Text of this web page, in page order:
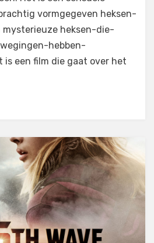
vormgegeven heksen-
mysterieuze heksen-die-
hebben-
is een film die gaat over het